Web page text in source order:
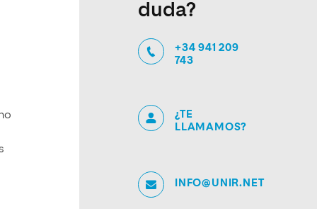
duda?
+34 941 209
743
¿TE
LLAMAMOS?
INFO@UNIR.NET